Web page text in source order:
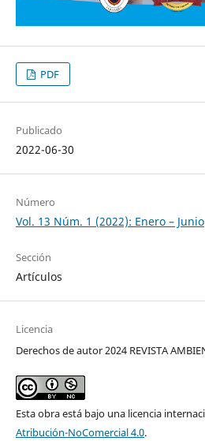
PDF
Publicado
2022-06-30
Número
Vol. 13 Núm. 1 (2022): Enero – Junio
Sección
Artículos
Licencia
Derechos de autor 2024 REVISTA
Esta obra está bajo una licencia
Atribución-NoComercial 4.0.